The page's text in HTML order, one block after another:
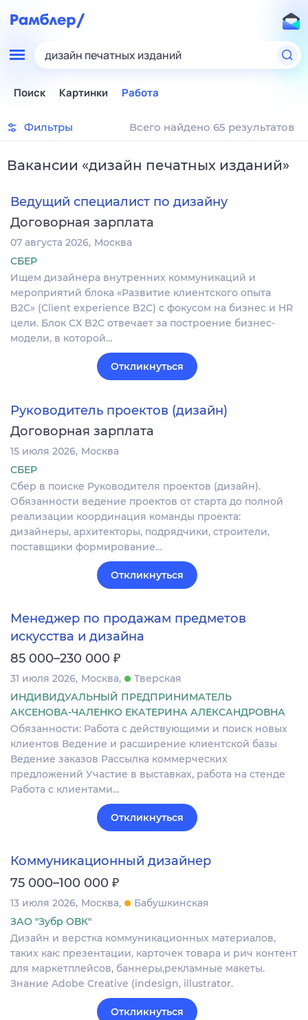
дизайн печатных изданий
Поиск Картинки Работа
Фильтры Всего найдено 65 результатов
Вакансии «дизайн печатных изданий»
Ведущий специалист по дизайну
Договорная зарплата
07 августа 2026 Москва
СБЕР
Ищем дизайнера внутренних коммуникаций и
мероприятий блока «Развитие клиентского опыта
B2C» (Client experience B2C) с фокусом на бизнес и HR
цели. Блок CX B2C отвечает за построение бизнес-
модели, в которой…
Откликнуться
Руководитель проектов (дизайн)
Договорная зарплата
15 июля 2026 Москва
СБЕР
Сбер в поиске Руководителя проектов (дизайн).
Обязанности ведение проектов от старта до полной
реализации координация команды проекта:
дизайнеры, архитекторы, подрядчики, строители,
поставщики формирование…
Откликнуться
Менеджер по продажам предметов
искусства и дизайна
85 000–230 000 ₽
31 июля 2026 Москва
Тверская
ИНДИВИДУАЛЬНЫЙ ПРЕДПРИНИМАТЕЛЬ
АКСЕНОВА-ЧАЛЕНКО ЕКАТЕРИНА АЛЕКСАНДРОВНА
Обязанности: Работа с действующими и поиск новых
клиентов Ведение и расширение клиентской базы
Ведение заказов Рассылка коммерческих
предложений Участие в выставках, работа на стенде
Работа с клиентами…
Откликнуться
Коммуникационный дизайнер
75 000–100 000 ₽
13 июля 2026 Москва
Бабушкинская
ЗАО "Зубр ОВК"
Дизайн и верстка коммуникационных материалов,
таких как: презентации, карточек товара и рич контент
для маркетплейсов, баннеры,рекламные макеты.
Знание Adobe Creative (indesign, illustrator.
Откликнуться